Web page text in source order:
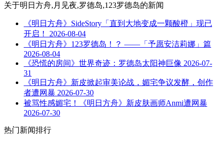
关于明日方舟,月见夜,罗德岛,123罗德岛的新闻
《明日方舟》SideStory「直到大地变成一颗酸橙」现已
开启！
2026-08-04
《明日方舟》123罗德岛！？ ——「予愿安洁莉娜」篇
2026-08-04
《恐慌的房间》世界奇迹：罗德岛太阳神巨像 2026-07-
31
《明日方舟》新皮掀起审美论战，媚宅争议发酵，创作
者遭网暴 2026-07-30
被骂性感媚宅！《明日方舟》新皮肤画师Anmi遭网暴
2026-07-30
热门新闻排行